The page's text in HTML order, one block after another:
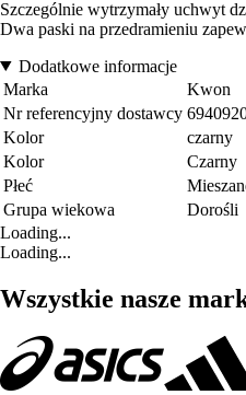
Szczególnie wytrzymały uchwyt
Dwa paski na przedramieniu
Dodatkowe informacje
Marka
Kwon
Nr referencyjny dostawcy
Kolor
czarny
Kolor
Czarny
Płeć
Grupa wiekowa
Dorośli
Loading...
Loading...
Wszystkie nasze